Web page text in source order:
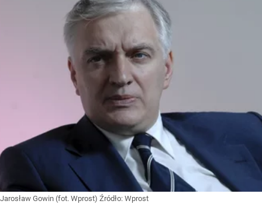
Jarosław Gowin (fot. Wprost) Źródło: Wprost